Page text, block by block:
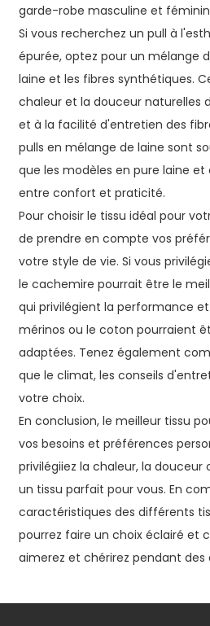
garde-robe masculine et
Si vous recherchez un pull à
épurée, optez pour un mélange
laine et les fibres synthétiques.
chaleur et la douceur naturelles
et à la facilité d'entretien des
pulls en mélange de laine sont
que les modèles en pure laine
entre confort et praticité.
Pour choisir le tissu idéal pour
de prendre en compte vos
votre style de vie. Si vous
le cachemire pourrait être le
qui privilégient la performance
mérinos ou le coton pourraient
adaptées. Tenez également
que le climat, les conseils
votre choix.
En conclusion, le meilleur tissu
vos besoins et préférences
privilégiiez la chaleur, la douceur
un tissu parfait pour vous. En
caractéristiques des différents
pourrez faire un choix éclairé et
aimerez et chérirez pendant des